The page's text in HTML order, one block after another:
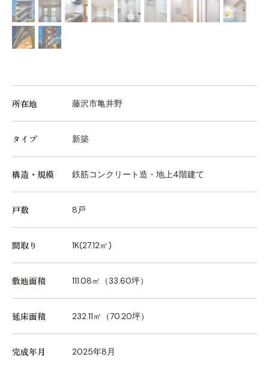
所在地 藤沢市亀井野
タイプ 新築
構造・規模 鉄筋コンクリート造・地上4階建て
戸数 8戸
間取り 1K(27.12㎡)
敷地面積 111.08㎡（33.60坪）
延床面積 232.11㎡（70.20坪）
完成年月 2025年8月